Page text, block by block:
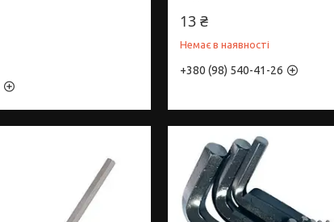
13 ₴
Немає в наявності
+380 (98) 540-41-26